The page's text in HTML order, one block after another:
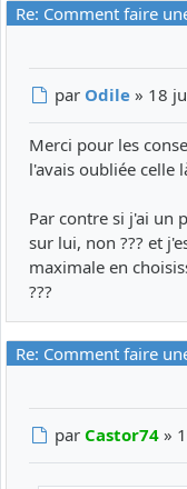
Re: Comment faire
Message
par Odile » 18
Merci pour les
l'avais oubliée celle
Par contre si j'ai un
sur lui, non ??? et
maximale en
???
Re: Comment faire
Message
par Castor74 »